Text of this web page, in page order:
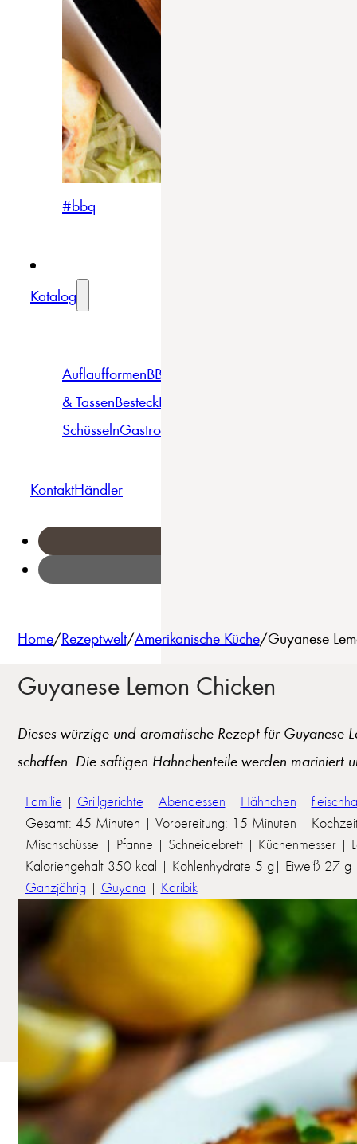
#bbq
Katalog
AuflaufformenBBQ
& TassenBesteckBowls &
SchüsselnGastro
KontaktHändler
Home/Rezeptwelt/Amerikanische Küche/Guyanese
Guyanese Lemon Chicken
Dieses würzige und aromatische Rezept für Guyanese
schaffen. Die saftigen Hähnchenteile werden
Familie | Grillgerichte | Abendessen | Hähnchen |
Gesamt: 45 Minuten | Vorbereitung: 15 Minuten |
Mischschüssel | Pfanne | Schneidebrett | Küchenmesser |
Kaloriengehalt 350 kcal | Kohlenhydrate 5 g| Eiweiß 27
Ganzjährig | Guyana | Karibik